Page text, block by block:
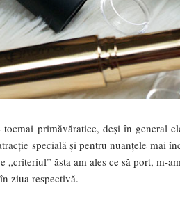
primăvăratice, deși în general
specială și pentru nuanțele mai
„criteriul” ăsta am ales ce să port, m-
ziua respectivă.